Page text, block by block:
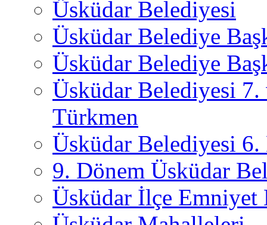
Üsküdar Belediyesi
Üsküdar Belediye
Üsküdar Belediye
Üsküdar Belediyesi
Türkmen
Üsküdar Belediyesi 6.
9. Dönem Üsküdar
Üsküdar İlçe